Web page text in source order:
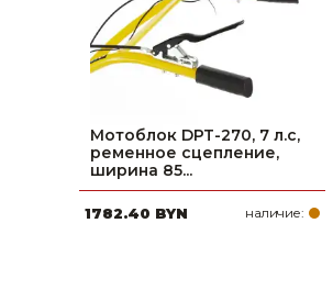
Мотоблок DPT-270, 7 л.с,
ременное сцепление,
ширина 85...
1782.40 BYN наличие: